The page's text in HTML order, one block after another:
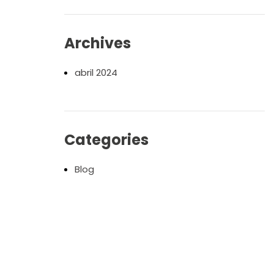
Archives
abril 2024
Categories
Blog